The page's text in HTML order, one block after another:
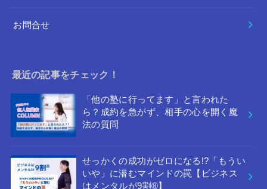
お問合せ
最近の記事をチェック！
「他の塾に行ってます」と言われた
ら？成約を急がず、相手の心を開く魔
法の質問
せっかくの成功がゼロになる!?「もうい
いや」に潜むマインドの罠【ビジネス
はメンタルが9割®︎】